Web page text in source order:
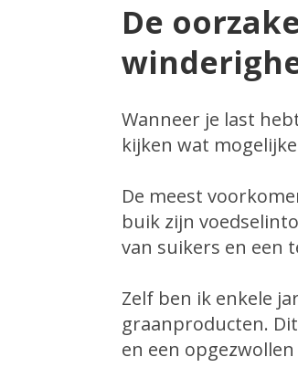
De
Wanneer je last
kijken wat
De meest
buik zijn
van suikers en een
Zelf ben ik enkele
graanproducten.
en een